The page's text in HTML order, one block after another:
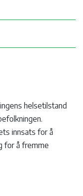
helsetilstand
innsats for å
for å fremme